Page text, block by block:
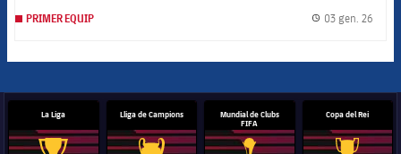
PRIMER EQUIP 03 gen. 26
La Liga Lliga de Campions
Mundial de Clubs
FIFA
Copa del Rei